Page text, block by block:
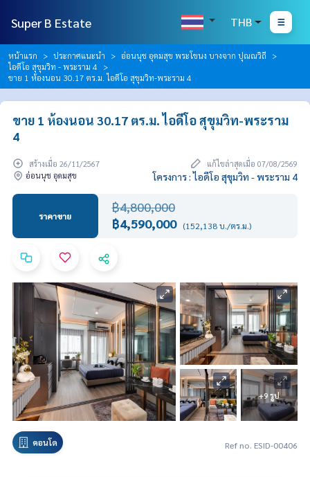
Super B Estate THB
หน้าแรก ประกาศแนะนำ
อ่อนนุช อุดมสุข พระโขนง บางจาก ปุณณวิถี
ไอดีโอ สุขุมวิท - พระราม 4
ขาย 1 ห้องนอน 30.17 ตร.ม. ไอดีโอ สุขุมวิท-พระราม 4
ขาย 1 ห้องนอน 30.17 ตร.ม. ไอดีโอ สุขุมวิท-พระราม
4
สร้างเมื่อ 26/11/2567
แก้ไขล่าสุดเมื่อ 07/08/2569
อ่อนนุช อุดมสุข
โครงการ : ไอดีโอ สุขุมวิท - พระราม 4
ราคาขาย
฿4,800,000
฿4,590,000 (152,138 บ./ตร.ม.)
+9 รูป
คอนโด Ref no. ESID-00406